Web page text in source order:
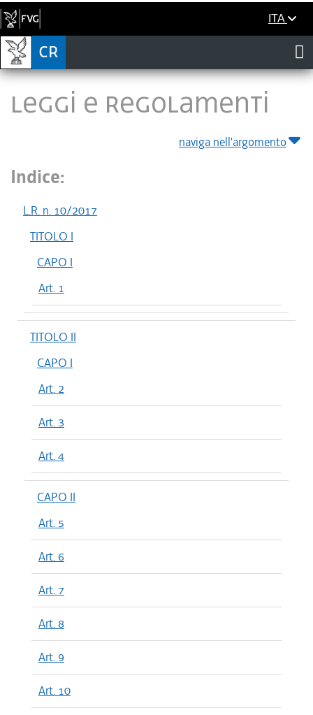
ITA
LEGGI E REGOLAMENTI
naviga nell'argomento
Indice:
L.R. n. 10/2017
TITOLO I
CAPO I
Art. 1
TITOLO II
CAPO I
Art. 2
Art. 3
Art. 4
CAPO II
Art. 5
Art. 6
Art. 7
Art. 8
Art. 9
Art. 10